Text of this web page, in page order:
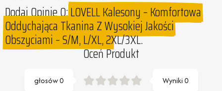
Dodaj Opinie O:LOVELL Kalesony – Komfortowa
Oddychająca Tkanina Z Wysokiej Jakości
Obszyciami – S/M, L/XL, 2XL/3XL.
Oceń Produkt
Wyniki0
głosów0